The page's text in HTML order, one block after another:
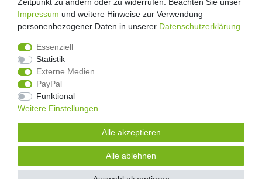
Impressum
Unsere Artikel sind gelistet auf:
© Copyright 2026 | Alle Rechte vorbehalten.
Alle Preise inklusive gesetzlicher Mehrwertsteuer und zuzüglich
| * Pflichtfeld
Impressum und weitere Hinweise zur Verwendung
personenbezogener Daten in unserer Daten­schutz­erklärung
Essenziell
Statistik
Externe Medien
PayPal
Funktional
Weitere Einstellungen
Alle akzeptieren
Alle ablehnen
Impressum und weitere Hinweise zur Verwendung
personenbezogener Daten in unserer Daten­schutz­erklärung
Essenziell
Statistik
Externe Medien
PayPal
Funktional
Weitere Einstellungen
Alle akzeptieren
Alle ablehnen